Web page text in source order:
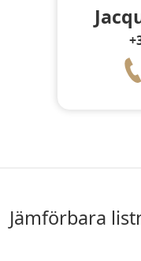
jämförbara